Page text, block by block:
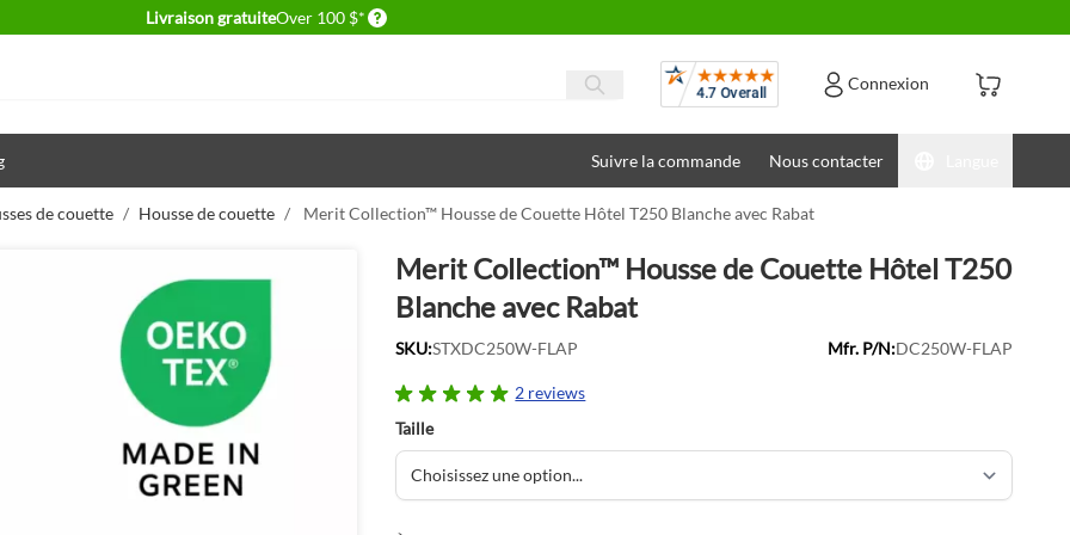
Livraison gratuiteOver 100 $* Delivery conditions
Avis Connexion
Suivre la commande Nous contacter
de couette / Housse de couette / Merit Collection™ Housse de Couette Hôtel T250 Blanche avec Rabat
Merit Collection™ Housse de Couette Hôtel T250
Blanche avec Rabat
SKU:STXDC250W-FLAP Mfr. P/N:DC250W-FLAP
2 reviews
Taille